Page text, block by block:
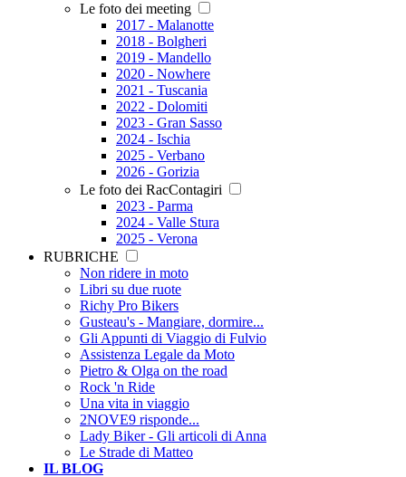
Le foto dei meeting
2017 - Malanotte
2018 - Bolgheri
2019 - Mandello
2020 - Nowhere
2021 - Tuscania
2022 - Dolomiti
2023 - Gran Sasso
2024 - Ischia
2025 - Verbano
2026 - Gorizia
Le foto dei RacContagiri
2023 - Parma
2024 - Valle Stura
2025 - Verona
RUBRICHE
Non ridere in moto
Libri su due ruote
Richy Pro Bikers
Gusteau's - Mangiare, dormire...
Gli Appunti di Viaggio di Fulvio
Assistenza Legale da Moto
Pietro & Olga on the road
Rock 'n Ride
Una vita in viaggio
2NOVE9 risponde...
Lady Biker - Gli articoli di Anna
Le Strade di Matteo
IL BLOG